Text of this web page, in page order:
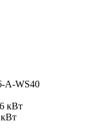
A-WS40
кВт
кВт